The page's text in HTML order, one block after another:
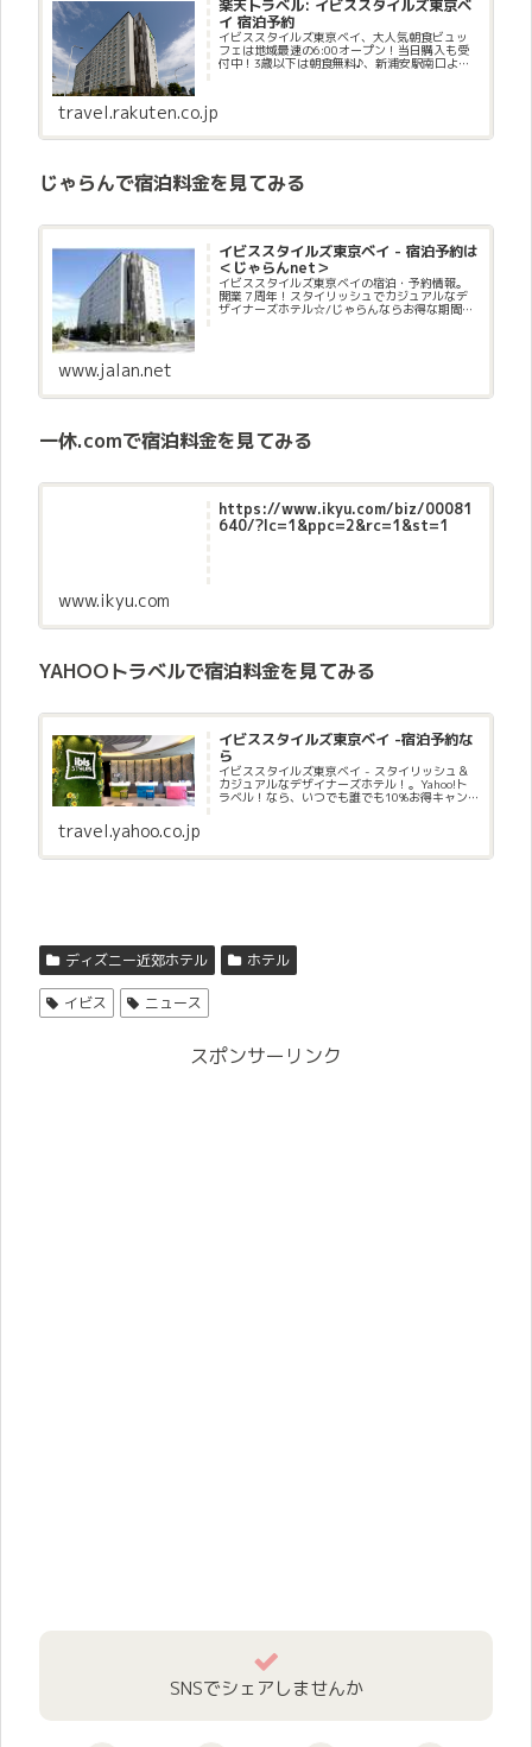
楽天トラベル: イビススタイルズ東京ベ
イ 宿泊予約
イビススタイルズ東京ベイ、大人気朝食ビュッ
フェは地域最速の6:00オープン！当日購入も受
付中！3歳以下は朝食無料♪、新浦安駅南口より
travel.rakuten.co.jp
じゃらんで宿泊料金を見てみる
イビススタイルズ東京ベイ - 宿泊予約は
＜じゃらんnet＞
イビススタイルズ東京ベイの宿泊・予約情報。
開業７周年！スタイリッシュでカジュアルなデ
ザイナーズホテル☆/じゃらんならお得な期間限
www.jalan.net
一休.comで宿泊料金を見てみる
https://www.ikyu.com/biz/00081
640/?lc=1&ppc=2&rc=1&st=1
www.ikyu.com
YAHOOトラベルで宿泊料金を見てみる
イビススタイルズ東京ベイ -宿泊予約な
ら
イビススタイルズ東京ベイ - スタイリッシュ＆
カジュアルなデザイナーズホテル！。Yahoo!ト
ラベル！なら、いつでも誰でも10%お得キャン
travel.yahoo.co.jp
ディズニー近郊ホテル ホテル
イビス ニュース
スポンサーリンク
SNSでシェアしませんか